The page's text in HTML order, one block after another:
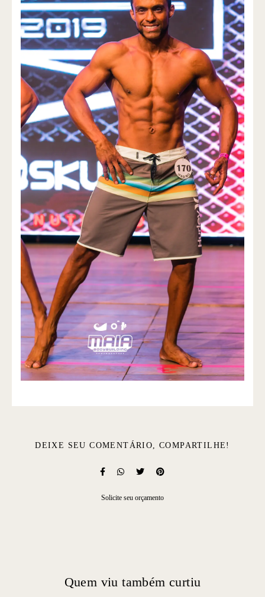
DEIXE SEU COMENTÁRIO, COMPARTILHE!
Solicite seu orçamento
Quem viu também curtiu